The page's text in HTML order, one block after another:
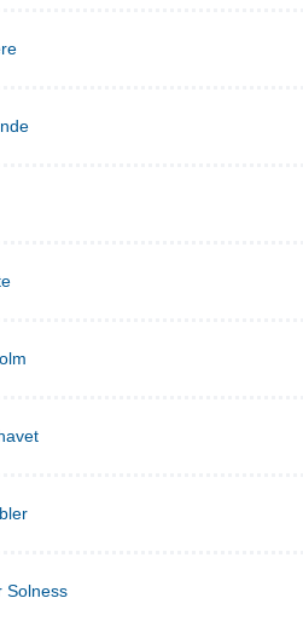
Solness